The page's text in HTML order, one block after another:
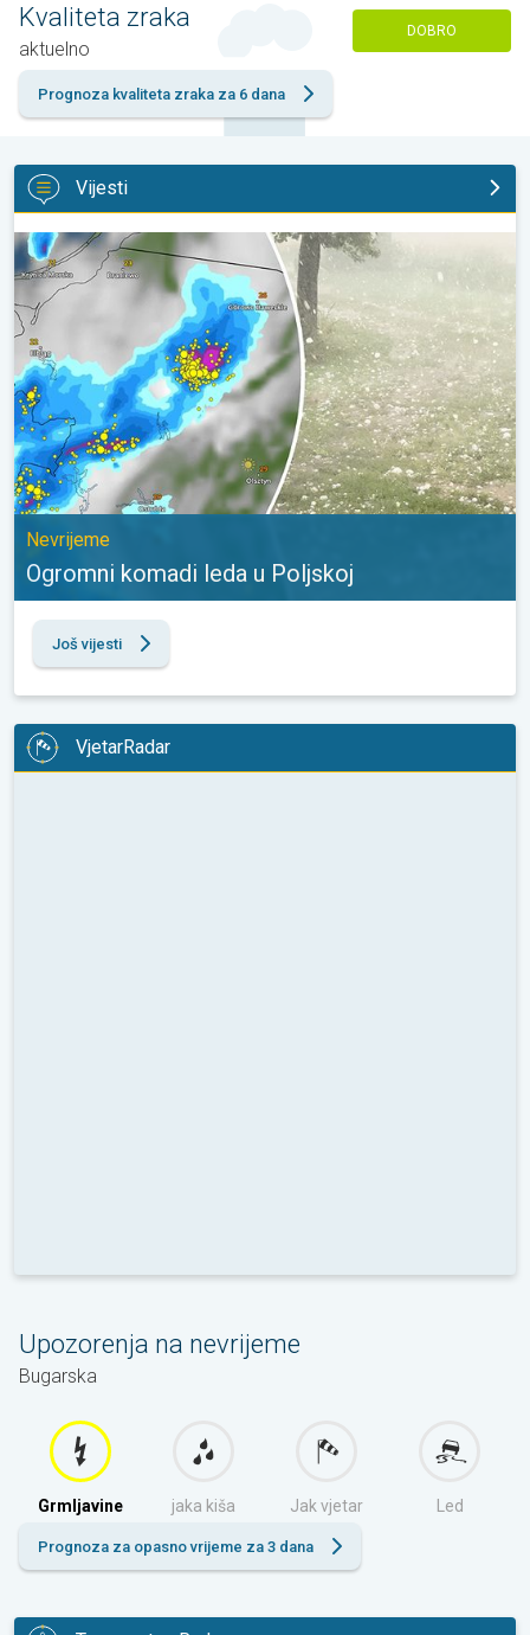
Kvaliteta zraka
aktuelno
DOBRO
Prognoza kvaliteta zraka za 6 dana
Vijesti
Ogromni komadi leda u Poljskoj. Nevrijeme. . .
Nevrijeme
Ogromni komadi leda u Poljskoj
Još vijesti
VjetarRadar
Upozorenja na nevrijeme
Bugarska
Grmljavine jaka kiša Jak vjetar Led
Prognoza za opasno vrijeme za 3 dana